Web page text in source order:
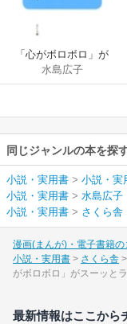
「心がボロボロ」が
スーッとラクになる
本
水島広子
同じジャンルの本を探
小説・実用書 > 小説・実
小説・実用書 > 水島広子
小説・実用書 > さくら舎
漫画(まんが)・電子書籍
小説・実用書
さくら舎
がボロボロ」がスーッと
最新情報はここから